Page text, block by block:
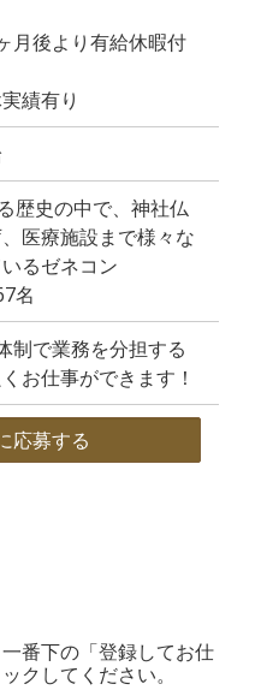
月後より有給休暇付
績有り
歴史の中で、神社仏
医療施設まで様々な
るゼネコン
名
制で業務を分担する
お仕事ができます！
応募する
番下の「登録してお仕
クしてください。